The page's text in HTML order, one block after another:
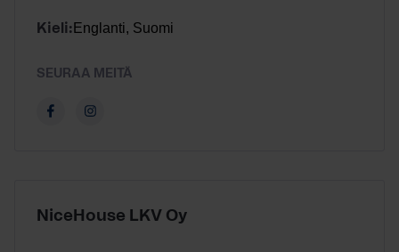
Kieli: Englanti, Suomi
SEURAA MEITÄ
NiceHouse LKV Oy